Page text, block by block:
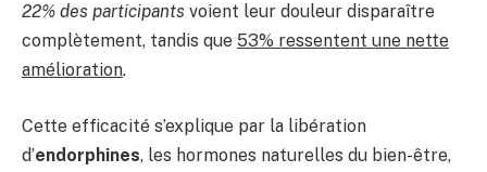
22% des participants voient leur douleur disparaître
complètement, tandis que 53% ressentent une nette
amélioration.
Cette efficacité s’explique par la libération
d’endorphines, les hormones naturelles du bien-être,